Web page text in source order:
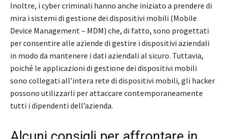
Inoltre, i cyber criminali hanno anche iniziato a prendere di
mira i sistemi di gestione dei dispositivi mobili (Mobile
Device Management – MDM) che, di fatto, sono progettati
per consentire alle aziende di gestire i dispositivi aziendali
in modo da mantenere i dati aziendali al sicuro. Tuttavia,
poiché le applicazioni di gestione dei dispositivi mobili
sono collegati all’intera rete di dispositivi mobili, gli hacker
possono utilizzarli per attaccare contemporaneamente
tutti i dipendenti dell’azienda.